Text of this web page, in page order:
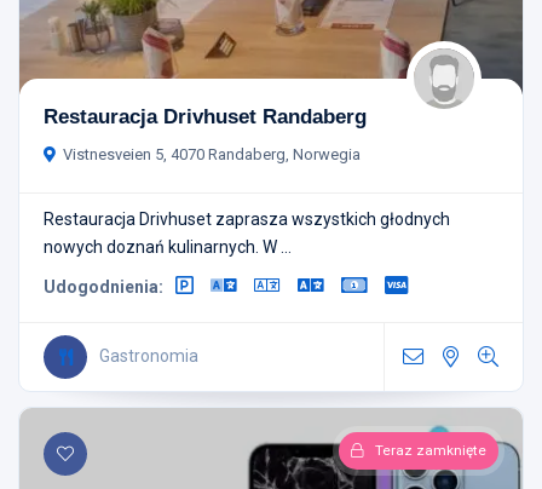
Restauracja Drivhuset Randaberg
Vistnesveien 5, 4070 Randaberg, Norwegia
Restauracja Drivhuset zaprasza wszystkich głodnych
nowych doznań kulinarnych. W ...
Udogodnienia:
Gastronomia
Teraz zamknięte